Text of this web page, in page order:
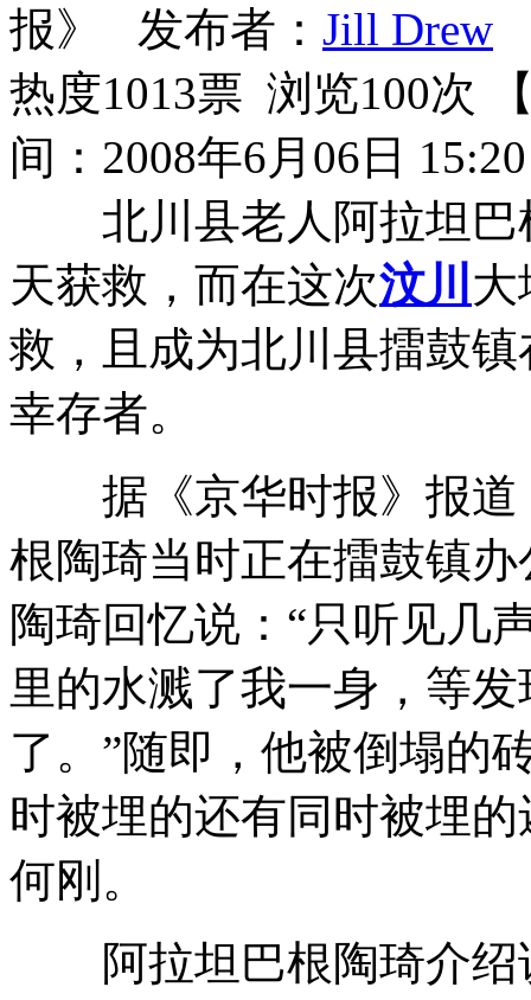
报》 发布者： Jill Drew
热度1013票 浏览100次
间：2008年6月06日 15:20
北川县老人阿拉坦巴
天获救，而在这次汶川 大
救，且成为北川县擂鼓
幸存者。
据《京华时报》报道
根陶琦当时正在擂鼓镇
陶琦回忆说：“只听见几
里的水溅了我一身，等
了。”随即，他被倒塌的
时被埋的还有同时被埋
何刚。
阿拉坦巴根陶琦介绍